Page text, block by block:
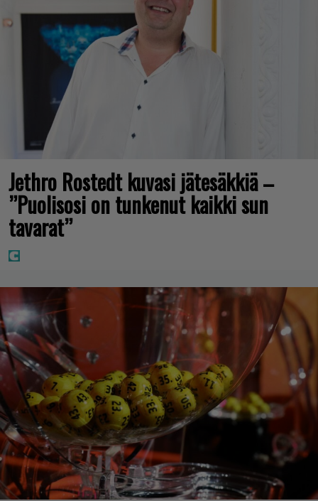
Jethro Rostedt kuvasi jätesäkkiä –
”Puolisosi on tunkenut kaikki sun
tavarat”